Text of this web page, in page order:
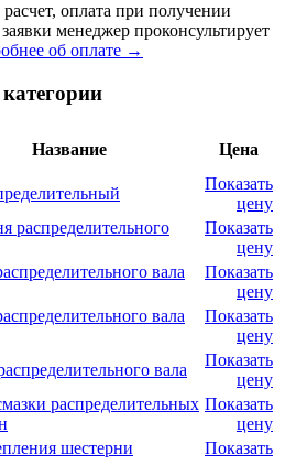
оплата при получении
менеджер проконсультирует
об оплате →
Название Цена
Показать
цену
распределительного
Показать
цену
вала
Показать
цену
вала
Показать
цену
вала
Показать
цену
распределительных Показать
цену
шестерни
Показать